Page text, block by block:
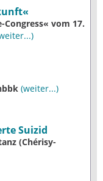
vom 17.
(weiter...)
Suizid
(Chérisy-